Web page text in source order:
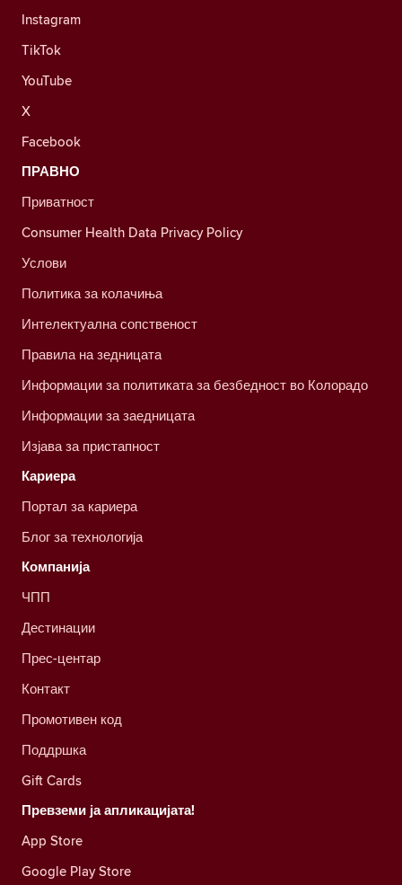
Instagram
TikTok
YouTube
X
Facebook
ПРАВНО
Приватност
Consumer Health Data Privacy Policy
Услови
Политика за колачиња
Интелектуална сопственост
Правила на зедницата
Информации за политиката за безбедност во Колорадо
Информации за заедницата
Изјава за пристапност
Кариера
Портал за кариера
Блог за технологија
Компанија
ЧПП
Дестинации
Прес-центар
Контакт
Промотивен код
Поддршка
Gift Cards
Превземи ја апликацијата!
App Store
Google Play Store